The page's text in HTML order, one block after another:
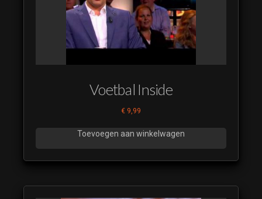
Voetbal Inside
€ 9,99
Toevoegen aan winkelwagen